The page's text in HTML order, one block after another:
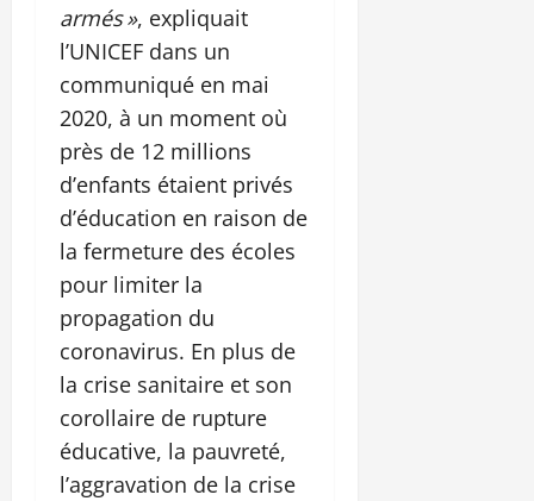
armés », expliquait
l’UNICEF dans un
communiqué en mai
2020, à un moment où
près de 12 millions
d’enfants étaient privés
d’éducation en raison de
la fermeture des écoles
pour limiter la
propagation du
coronavirus. En plus de
la crise sanitaire et son
corollaire de rupture
éducative, la pauvreté,
l’aggravation de la crise